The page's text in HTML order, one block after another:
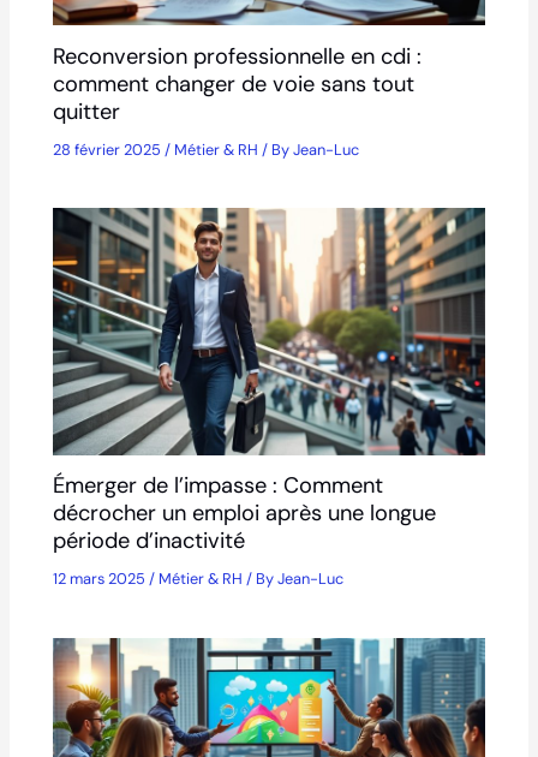
Reconversion professionnelle en cdi :
comment changer de voie sans tout
quitter
28 février 2025/ Métier & RH / ByJean-Luc
Émerger de l’impasse : Comment
décrocher un emploi après une longue
période d’inactivité
12 mars 2025/ Métier & RH / ByJean-Luc